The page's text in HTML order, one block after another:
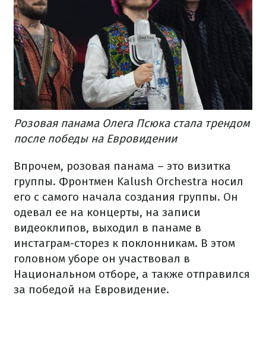
Розовая панама Олега Псюка стала трендом
после победы на Евровидении
Впрочем, розовая панама – это визитка
группы. Фронтмен Kalush Orchestra носил
его с самого начала создания группы. Он
одевал ее на концерты, на записи
видеоклипов, выходил в панаме в
инстаграм-сторез к поклонникам. В этом
головном уборе он участвовал в
Национальном отборе, а также отправился
за победой на Евровидение.